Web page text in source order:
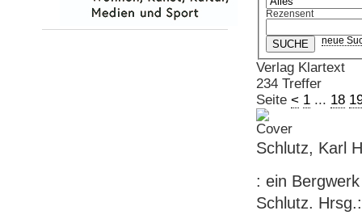
Rezensent
neue
Verlag Klartext
234 Treffer
Seite < 1... 18
Schlutz, Karl
: ein
Schlutz.